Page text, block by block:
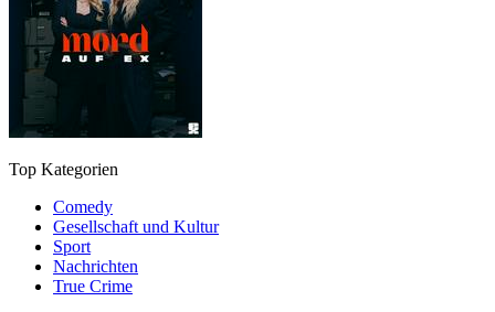
Top Kategorien
Comedy
Gesellschaft und Kultur
Sport
Nachrichten
True Crime